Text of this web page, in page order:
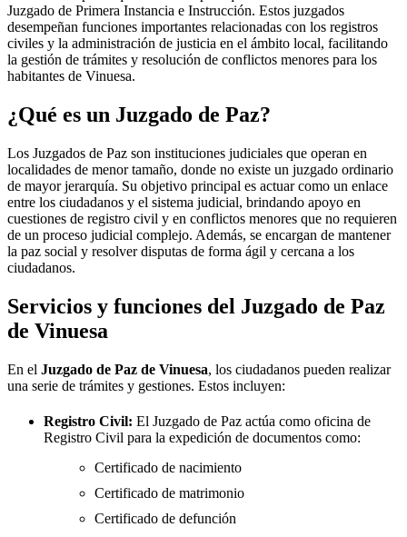
Juzgado de Primera Instancia e Instrucción. Estos juzgados
desempeñan funciones importantes relacionadas con los registros
civiles y la administración de justicia en el ámbito local, facilitando
la gestión de trámites y resolución de conflictos menores para los
habitantes de Vinuesa.
¿Qué es un Juzgado de Paz?
Los Juzgados de Paz son instituciones judiciales que operan en
localidades de menor tamaño, donde no existe un juzgado ordinario
de mayor jerarquía. Su objetivo principal es actuar como un enlace
entre los ciudadanos y el sistema judicial, brindando apoyo en
cuestiones de registro civil y en conflictos menores que no requieren
de un proceso judicial complejo. Además, se encargan de mantener
la paz social y resolver disputas de forma ágil y cercana a los
ciudadanos.
Servicios y funciones del Juzgado de Paz
de Vinuesa
En el Juzgado de Paz de Vinuesa, los ciudadanos pueden realizar
una serie de trámites y gestiones. Estos incluyen:
Registro Civil: El Juzgado de Paz actúa como oficina de
Registro Civil para la expedición de documentos como:
Certificado de nacimiento
Certificado de matrimonio
Certificado de defunción